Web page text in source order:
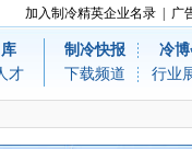
加入制冷精英企业名录 广
制冷快报
冷
才 下载频道 行业